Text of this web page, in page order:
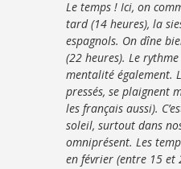
Le temps ! Ici, on
tard (14 heures), la
espagnols. On dîne
(22 heures). Le
mentalité également.
pressés, se plaignent
les français aussi).
soleil, surtout dans
omniprésent. Les
en février (entre 15 et